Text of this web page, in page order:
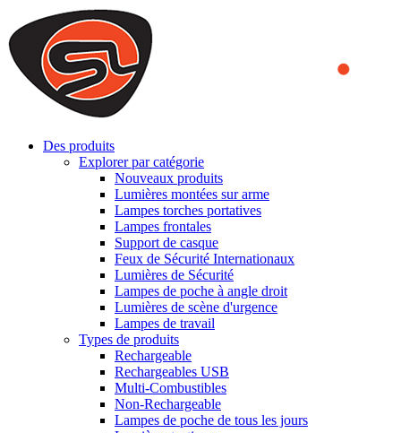
We use cookies to ensure that we provide you the best experience
on our website. By continuing to browse this website, you accept
that cookies are used to help us analyze how the website is used and
to offer you a better experience. To learn more or to find out how
you can disable cookies, you can access our
Des produits
Explorer par catégorie
Nouveaux produits
Lumières montées sur arme
Lampes torches portatives
Lampes frontales
Support de casque
Feux de Sécurité Internationaux
Lumières de Sécurité
Lampes de poche à angle droit
Lumières de scène d'urgence
Lampes de travail
Types de produits
Rechargeable
Rechargeables USB
Multi-Combustibles
Non-Rechargeable
Lampes de poche de tous les jours